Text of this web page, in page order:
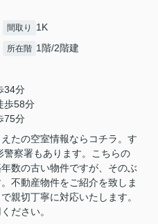
間取り 1K
所在階 1階/2階建
34分
歩58分
75分
たの空室情報ならコチラ。す
警察署もあります。こちらの
数の古い物件ですが、そのぶ
不動産物件をご紹介を致しま
親切丁寧に対応いたします。
ださい。